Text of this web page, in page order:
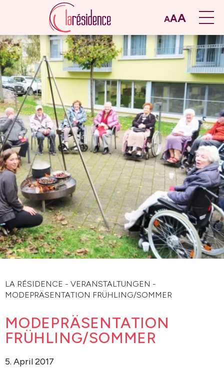
AAA
LA RÉSIDENCE - VERANSTALTUNGEN -
MODEPRÄSENTATION FRÜHLING/SOMMER
MODEPRÄSENTATION
FRÜHLING/SOMMER
5. April 2017